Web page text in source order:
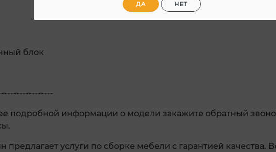
блок
подробной информации о модели закажите обратный
предлагает услуги по сборке мебели с гарантией качества.
ДА НЕТ